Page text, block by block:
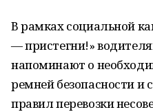
В рамках социальной
— пристегни!»
напоминают о
ремней безопасности и
правил перевозки